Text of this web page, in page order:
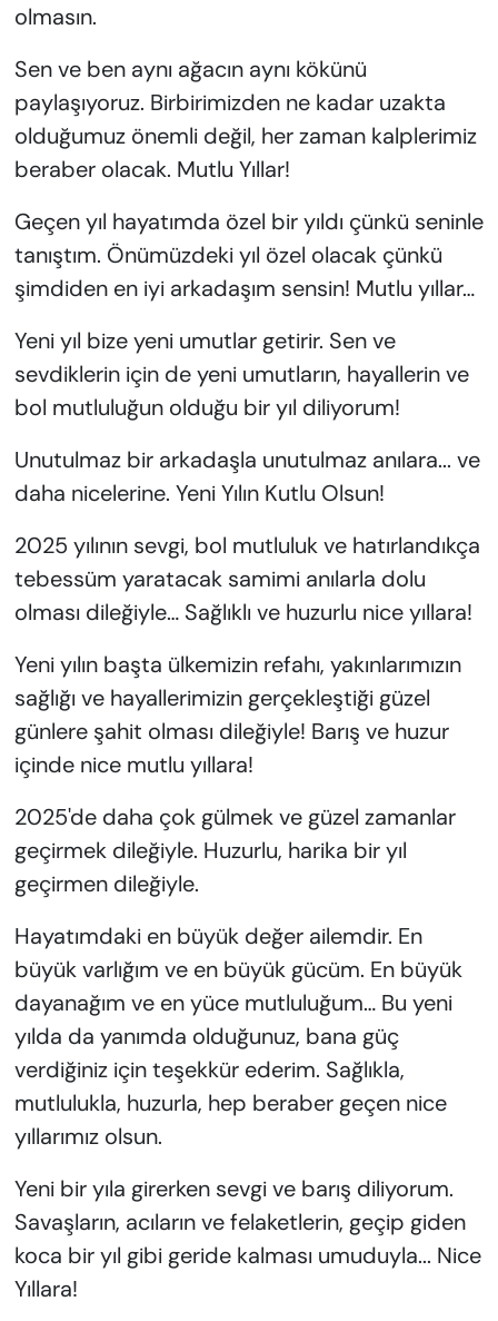
olmasın.
Sen ve ben aynı ağacın aynı kökünü
paylaşıyoruz. Birbirimizden ne kadar uzakta
olduğumuz önemli değil, her zaman kalplerimiz
beraber olacak. Mutlu Yıllar!
Geçen yıl hayatımda özel bir yıldı çünkü seninle
tanıştım. Önümüzdeki yıl özel olacak çünkü
şimdiden en iyi arkadaşım sensin! Mutlu yıllar…
Yeni yıl bize yeni umutlar getirir. Sen ve
sevdiklerin için de yeni umutların, hayallerin ve
bol mutluluğun olduğu bir yıl diliyorum!
Unutulmaz bir arkadaşla unutulmaz anılara... ve
daha nicelerine. Yeni Yılın Kutlu Olsun!
2025 yılının sevgi, bol mutluluk ve hatırlandıkça
tebessüm yaratacak samimi anılarla dolu
olması dileğiyle… Sağlıklı ve huzurlu nice yıllara!
Yeni yılın başta ülkemizin refahı, yakınlarımızın
sağlığı ve hayallerimizin gerçekleştiği güzel
günlere şahit olması dileğiyle! Barış ve huzur
içinde nice mutlu yıllara!
2025'de daha çok gülmek ve güzel zamanlar
geçirmek dileğiyle. Huzurlu, harika bir yıl
geçirmen dileğiyle.
Hayatımdaki en büyük değer ailemdir. En
büyük varlığım ve en büyük gücüm. En büyük
dayanağım ve en yüce mutluluğum… Bu yeni
yılda da yanımda olduğunuz, bana güç
verdiğiniz için teşekkür ederim. Sağlıkla,
mutlulukla, huzurla, hep beraber geçen nice
yıllarımız olsun.
Yeni bir yıla girerken sevgi ve barış diliyorum.
Savaşların, acıların ve felaketlerin, geçip giden
koca bir yıl gibi geride kalması umuduyla... Nice
Yıllara!